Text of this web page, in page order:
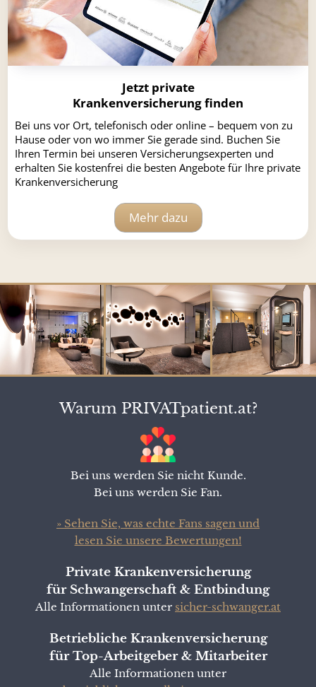
Jetzt private
Krankenversicherung finden
Bei uns vor Ort, telefonisch oder online – bequem von zu
Hause oder von wo immer Sie gerade sind. Buchen Sie
Ihren Termin bei unseren Versicherungsexperten und
erhalten Sie kostenfrei die besten Angebote für Ihre private
Krankenversicherung
Mehr dazu
Warum PRIVATpatient.at?
Bei uns werden Sie nicht Kunde.
Bei uns werden Sie Fan.
» Sehen Sie, was echte Fans sagen und
lesen Sie unsere Bewertungen!
Private Krankenversicherung
für Schwangerschaft & Entbindung
Alle Informationen unter sicher-schwanger.at
Betriebliche Krankenversicherung
für Top-Arbeitgeber & Mitarbeiter
Alle Informationen unter